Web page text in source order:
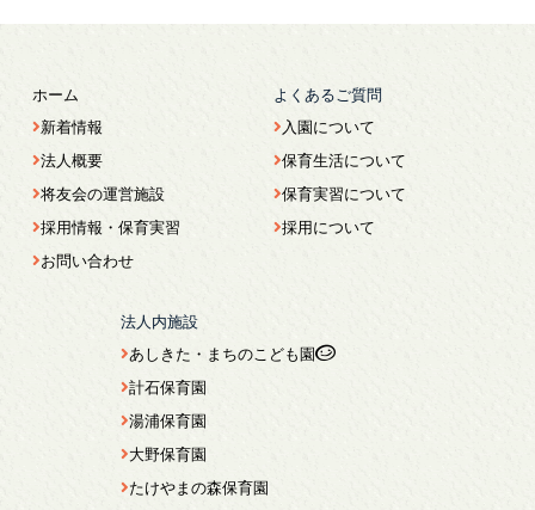
ホーム
新着情報
法人概要
将友会の運営施設
採用情報・保育実習
お問い合わせ
よくあるご質問
入園について
保育生活について
保育実習について
採用について
法人内施設
あしきた・まちのこども園
計石保育園
湯浦保育園
大野保育園
たけやまの森保育園